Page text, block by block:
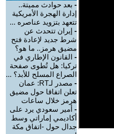
- بعد حوادث مميتة..
إدارة الهجرة الأمريكية
تتعهد بتزويد عناصره ...
- إيران تتحدث عن
شرط جديد لإعادة فتح
مضيق هرمز.. ما هو؟
- القانون الإطاري في
تركيا: هل تُطوى صفحة
الصراع المسلح للأبد؟ ...
-
مصدر لـRT: عمان
تعلن اتفاقا حول مضيق
هرمز خلال ساعات
- أمير سعودي يرد على
أكاديمي إماراتي وسط
جدال حول -اتفاق مكة